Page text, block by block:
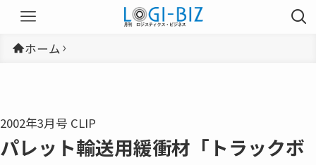
ホーム
2002年3月号 CLIP
パレット輸送用緩衝材「トラックボ